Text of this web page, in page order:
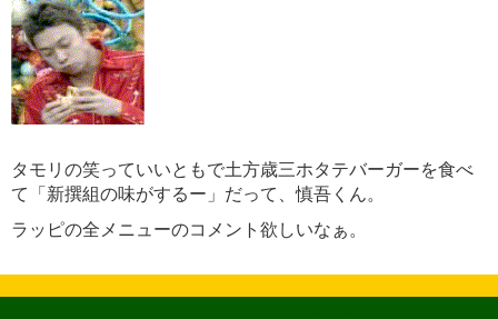
タモリの笑っていいともで土方歳三ホタテバーガーを食べ
て「新撰組の味がするー」だって、慎吾くん。
ラッピの全メニューのコメント欲しいなぁ。